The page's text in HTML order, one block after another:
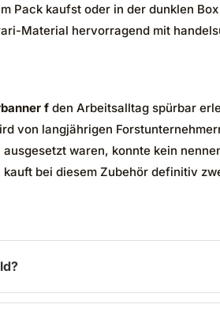
Pack kaufst oder in der dunklen
Material hervorragend mit
f den Arbeitsalltag spürbar
von langjährigen
waren, konnte kein
bei diesem Zubehör definitiv